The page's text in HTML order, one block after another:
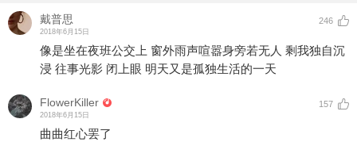
戴普思
2018年6月15日
246
像是坐在夜班公交上 窗外雨声喧嚣身旁若无人 剩我独自沉
浸 往事光影 闭上眼 明天又是孤独生活的一天
FlowerKiller
2018年6月15日
157
曲曲红心罢了